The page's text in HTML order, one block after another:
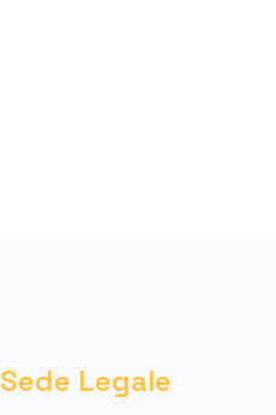
Sede Legale